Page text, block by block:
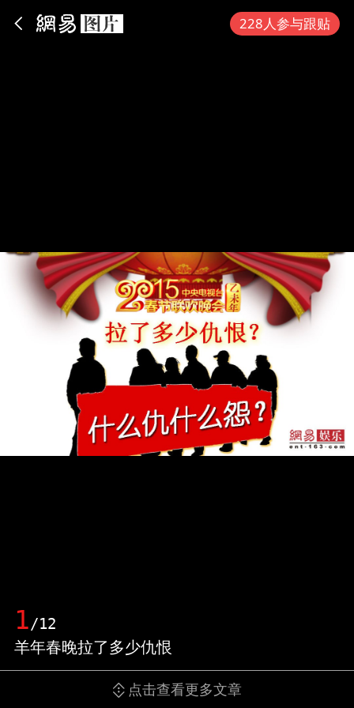
228人参与跟贴
1/12
羊年春晚拉了多少仇恨
点击查看更多文章